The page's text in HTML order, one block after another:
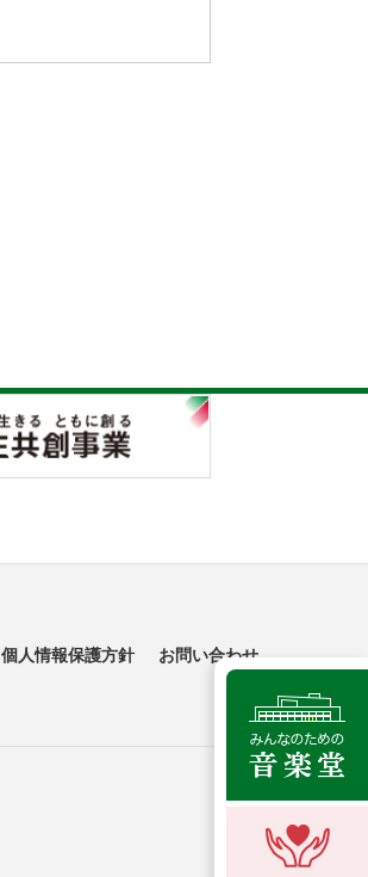
個人情報保護方針 お問い合わせ